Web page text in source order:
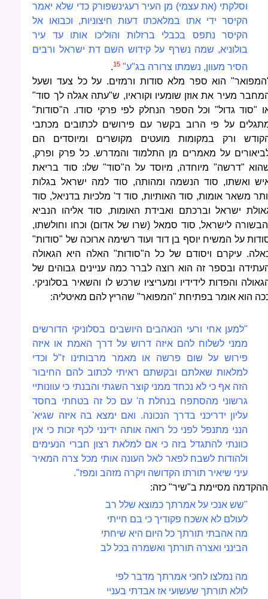
וסלקתי (את עצמי) מן העיר רעגינשפורק כדי שלא יאמר
הקיסר ידי אתו במלאכתו דעות חיצוניות, וכבואו אל
הקיסר נתפס בכבלי ברזלות והוליכו אותו עד עיר
בולוניא, שמה נשרף על קידוש השם דת ישראל ורבים
הסיר מעוון, נשמתו צרורה בג"ע" 15
.
הוא ספר מלא סודות ורמזים. על כל צעד ושעל
מעיר את אוזן שומעיו וקוראיו, ש"עתה אגלה לך סוד"
"סוד גדול" וכל הספר הנחלק לפי פרקי סודו. ה"סודות"
על פי הרוב בקשר עם פירושים לכתובים מכתבי
ורק במקומות מועטים מקושרים ומיוסדים הם
על מאמרים מן התלמוד והמדרש. כל פרק ופרק,
"דרשה" מיוחדה, מיוסד על ה"סוד" שלו: סוד בריאת
ואשתו, סוד הנשמה ומהותה, סוד למה ישראל בגלות
משאר אומות, סוד האותיות, סוד ד' מלכיות בדניאל, סוד
ישראל וברכתם ואבידת האומות, סוד אליהו הנביא
לישראל, סוד סמאל (שרו של אדום) וכחו וחולשתו,
על המשיח יוסף בן דוד ועוד רשימה ארוכה של "סודות"
עיקרם ויסודם של כל ה"סודות" האלה היא הגאולה
ובספר זה הוא רוצה לברר כמה עניינים גבוהים של
והפדות לידידיו ומעריציו שרכש לו והשאיר בסלוניקי.
הוא אומר בפתיחת "המפואר" שהריץ להם מאיטליה:
"למען אחי ורעי הנאהבים היושבים בסלוניקי הדורשים
ממני לשלוח להם איזה דרוש על דרך האמת או איזה
פירוש על שום פרשה או מאמר מרבותינו ז"ל וכדי
למלאות שאלתם ובקשתם ראיתי לכתוב להם החיבור
הזה אף כי לא נכחד ממני קוצר השגתי והבנתי כי עוונותיי
גרשוני מהסתפח בנחלת ה' עם כל זה בטחתי בחסד
עליון ידריכני בדרך הנכונה. ואם ימצא בה איזה שגיא'
הנני מתנפל לפני כל רואה אותה ידינני לכף זכות כי אין
כוונתי להתגדל בזה כי אם למלאת רצון חברי הנעימים
ולהודות לשבח לפאר לאל העונה אותי מכל צרה המאיר
עיני שיאיר תורתו הקדושה ויקרה מזהב ומפז".
מסיימת ב"שיר" כזה:
"שש אנכי על אמרתך כמוצא שלל רב
לעולם לא אשכח פקודיך כי בם חייתי
מה אהבתי תורתך כל היום היא שיחתי
הבינני ואצרה תורתך ואשמרה בכל לב
מה נמלצו לחכי אמרתך מדבר לפי
לולא תורתך שעשועי אז אבדתי בעניי